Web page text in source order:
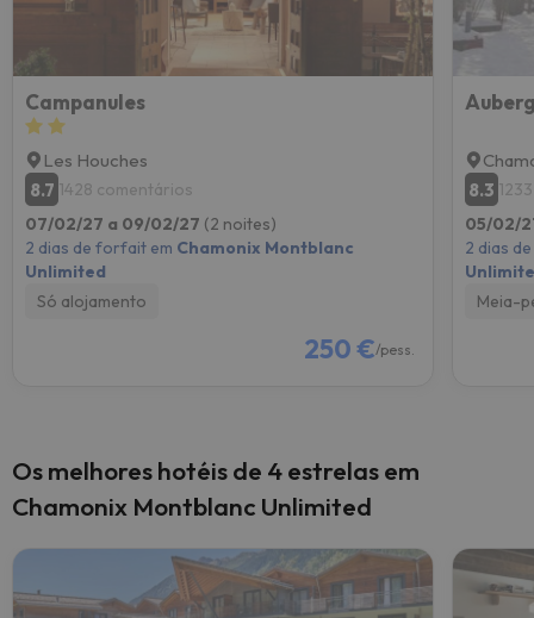
Campanules
Les Houches
8.7 1428 comentários
07/02/27 a 09/02/27 (2 noites)
2 dias de forfait em Chamonix Montblanc
Unlimited
Só alojamento
250 €/pess.
8.3
05/02/
2 dias
Meia-
Os melhores hotéis de 4 estrelas em
Chamonix Montblanc Unlimited